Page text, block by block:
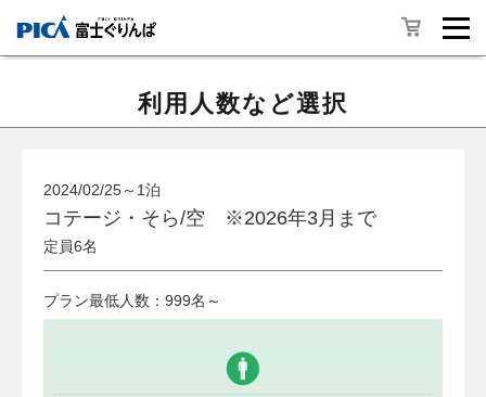
利用人数など選択
2024/02/25～1泊
コテージ・そら/空 ※2026年3月まで
定員6名
プラン最低人数：999名～